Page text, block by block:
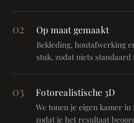
02 Op maat gemaakt
Bekleding, houtafwerking
stuk, zodat niets standaard
03 Fotorealistische 3D
We tonen je eigen kamer in
zodat je het resultaat